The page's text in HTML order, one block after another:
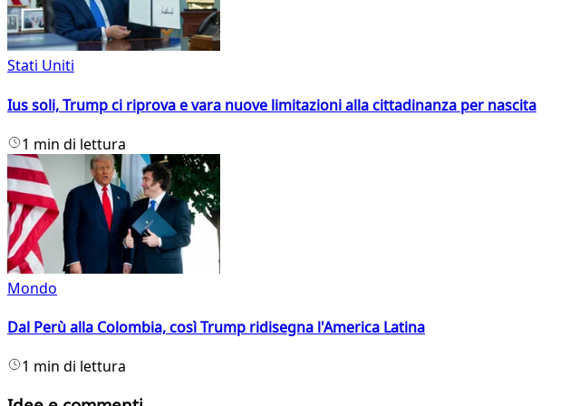
Stati Uniti
Ius soli, Trump ci riprova e vara nuove limitazioni alla cittadinanza per nascita
1 min di lettura
Mondo
Dal Perù alla Colombia, così Trump ridisegna l'America Latina
1 min di lettura